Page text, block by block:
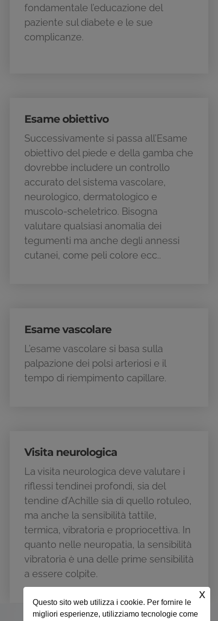
Questo sito web utilizza i cookie. Per fornire le
migliori esperienze, utilizziamo tecnologie come
x
fondamentale l’educazione del
paziente sul diabete e le sue
complicanze.
Esame obiettivo
Successivamente si passa all’Esame
obiettivo del piede e della gamba che
dovrebbe includere un controllo
accurato del sistema vascolare,
neurologico, dermatologico e
muscolo-scheletrico. Bisogna
valutare qualsiasi anomalia dei
tegumenti ma anche degli annessi
cutanei, come peli colore ecc..
Esame vascolare
L’esame vascolare si basa sulla
palpazione dei polsi arteriosi e il
tempo di riempimento capillare.
Visita neurologica
La visita neurologica deve valutare i
riflessi tendinei profondi, sia del
tendine d’Achille sia di quello rotuleo,
ma anche la sensibilità tattile,
termica, vibratoria e propriocettiva. In
quanto nelle neuropatia, la sensibilità
vibratoria è una delle prime sensibilità
a essere colpite.